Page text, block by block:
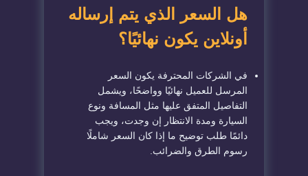
هل السعر الذي يتم إرساله
أونلاين يكون نهائيًا؟
في الشركات المحترفة يكون السعر
المرسل للعميل نهائيًا وواضحًا، ويشمل
التفاصيل المتفق عليها مثل المسافة ونوع
السيارة ومدة الانتظار إن وجدت، ويجب
دائمًا طلب توضيح ما إذا كان السعر شاملًا
رسوم الطرق والضرائب.